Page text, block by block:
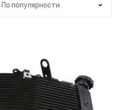
По популярности